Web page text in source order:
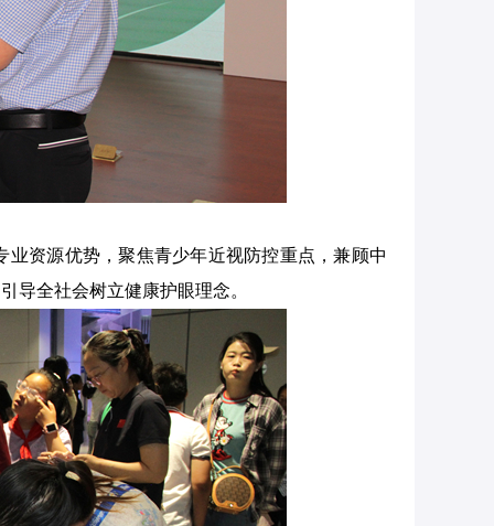
资源优势，聚焦青少年近视防控重点，兼顾中
导全社会树立健康护眼理念。